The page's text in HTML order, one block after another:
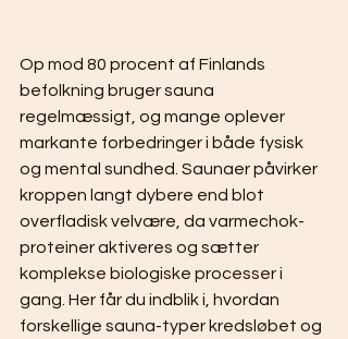
Op mod 80 procent af Finlands
befolkning bruger sauna
regelmæssigt, og mange oplever
markante forbedringer i både fysisk
og mental sundhed. Saunaer påvirker
kroppen langt dybere end blot
overfladisk velvære, da varmechok-
proteiner aktiveres og sætter
komplekse biologiske processer i
gang. Her får du indblik i, hvordan
forskellige sauna-typer kredsløbet og